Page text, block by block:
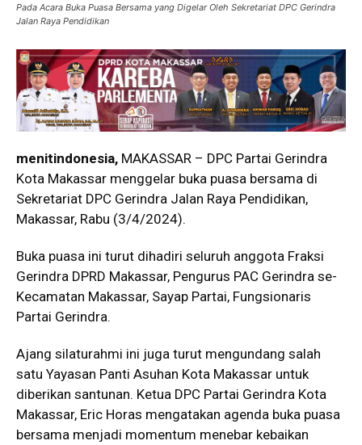
Pada Acara Buka Puasa Bersama yang Digelar Oleh Sekretariat DPC Gerindra
Jalan Raya Pendidikan
menitindonesia, MAKASSAR – DPC Partai Gerindra
Kota Makassar menggelar buka puasa bersama di
Sekretariat DPC Gerindra Jalan Raya Pendidikan,
Makassar, Rabu (3/4/2024).
Buka puasa ini turut dihadiri seluruh anggota Fraksi
Gerindra DPRD Makassar, Pengurus PAC Gerindra se-
Kecamatan Makassar, Sayap Partai, Fungsionaris
Partai Gerindra.
Ajang silaturahmi ini juga turut mengundang salah
satu Yayasan Panti Asuhan Kota Makassar untuk
diberikan santunan. Ketua DPC Partai Gerindra Kota
Makassar, Eric Horas mengatakan agenda buka puasa
bersama menjadi momentum menebar kebaikan